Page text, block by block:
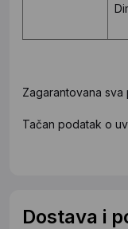
Zagarantovana
Tačan podatak o
Dostava i